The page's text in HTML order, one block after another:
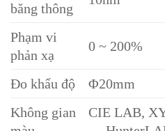
băng thông
Phạm vi
phản xạ
0 ~ 200%
Đo khẩu độ
Φ20mm
Không gian
CIE LAB,